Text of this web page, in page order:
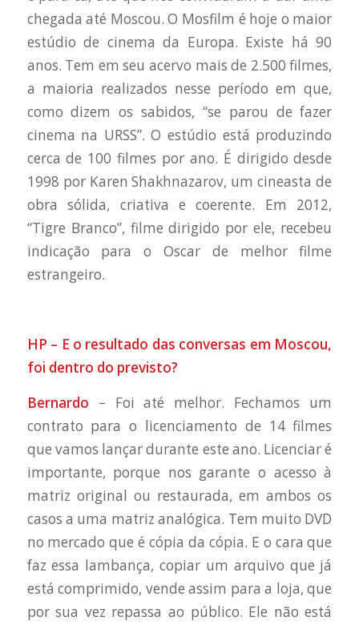
chegada até Moscou. O Mosfilm é hoje o maior
estúdio de cinema da Europa. Existe há 90
anos. Tem em seu acervo mais de 2.500 filmes,
a maioria realizados nesse período em que,
como dizem os sabidos, “se parou de fazer
cinema na URSS”. O estúdio está produzindo
cerca de 100 filmes por ano. É dirigido desde
1998 por Karen Shakhnazarov, um cineasta de
obra sólida, criativa e coerente. Em 2012,
“Tigre Branco”, filme dirigido por ele, recebeu
indicação para o Oscar de melhor filme
estrangeiro.
HP – E o resultado das conversas em Moscou,
foi dentro do previsto?
Bernardo – Foi até melhor. Fechamos um
contrato para o licenciamento de 14 filmes
que vamos lançar durante este ano. Licenciar é
importante, porque nos garante o acesso à
matriz original ou restaurada, em ambos os
casos a uma matriz analógica. Tem muito DVD
no mercado que é cópia da cópia. E o cara que
faz essa lambança, copiar um arquivo que já
está comprimido, vende assim para a loja, que
por sua vez repassa ao público. Ele não está